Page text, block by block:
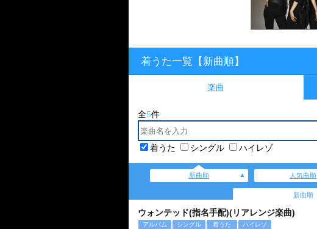
着うた一覧【新曲順】
楽曲
全5件
着うた シングル ハイレゾ
新曲順 人気曲順
新曲順
ウォンテッド(指名手配)(リアレンジ楽曲)
アルバム シングル 着うた ハイレゾ